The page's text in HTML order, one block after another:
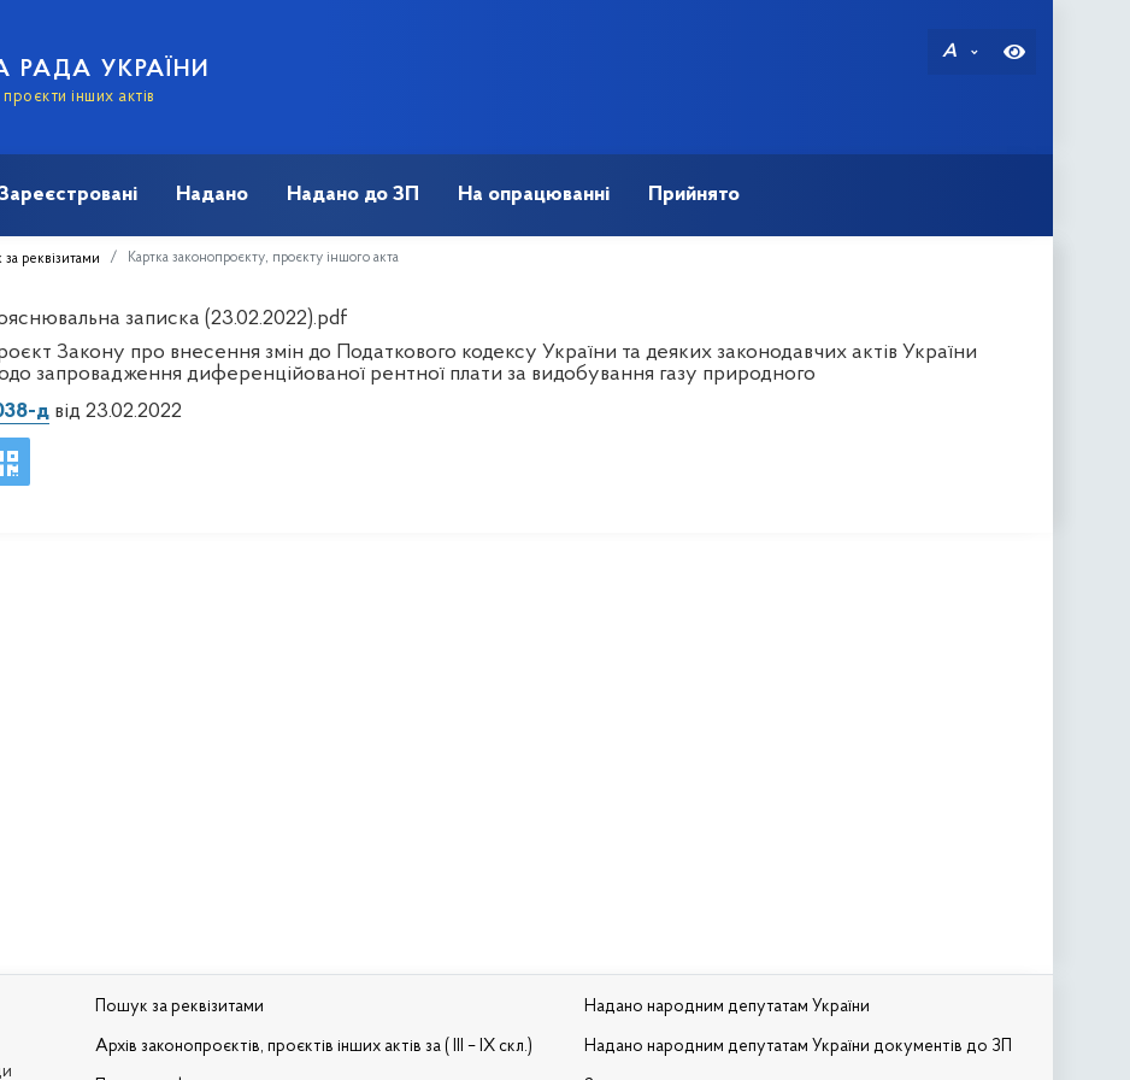
РАДА УКРАЇНИ
інших актів
A
Надано Надано до ЗП На опрацюванні Прийнято
за реквізитами Картка законопроєкту, проєкту іншого акта
записка (23.02.2022).pdf
Закону про внесення змін до Податкового кодексу України та деяких законодавчих актів України
запровадження диференційованої рентної плати за видобування газу природного
двід 23.02.2022
Пошук за реквізитами
Архів законопроєктів, проєктів інших актів за ( III – IX скл.)
Надано народним депутатам України
Надано народним депутатам України документів до ЗП